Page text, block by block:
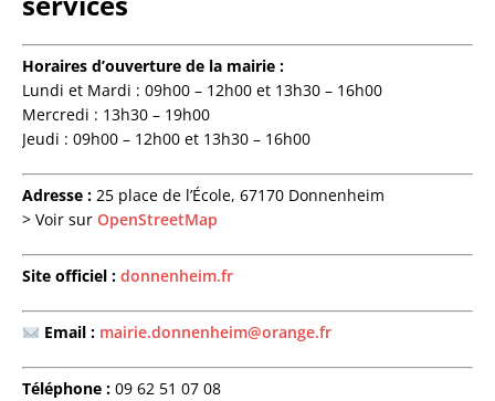
Horaires d’ouverture de la mairie :
Lundi et Mardi : 09h00 – 12h00 et 13h30 – 16h00
Mercredi : 13h30 – 19h00
Jeudi : 09h00 – 12h00 et 13h30 – 16h00
Adresse : 25 place de l’École, 67170 Donnenheim
> Voir sur OpenStreetMap
Site officiel : donnenheim.fr
Email : mairie.donnenheim@orange.fr
Téléphone : 09 62 51 07 08